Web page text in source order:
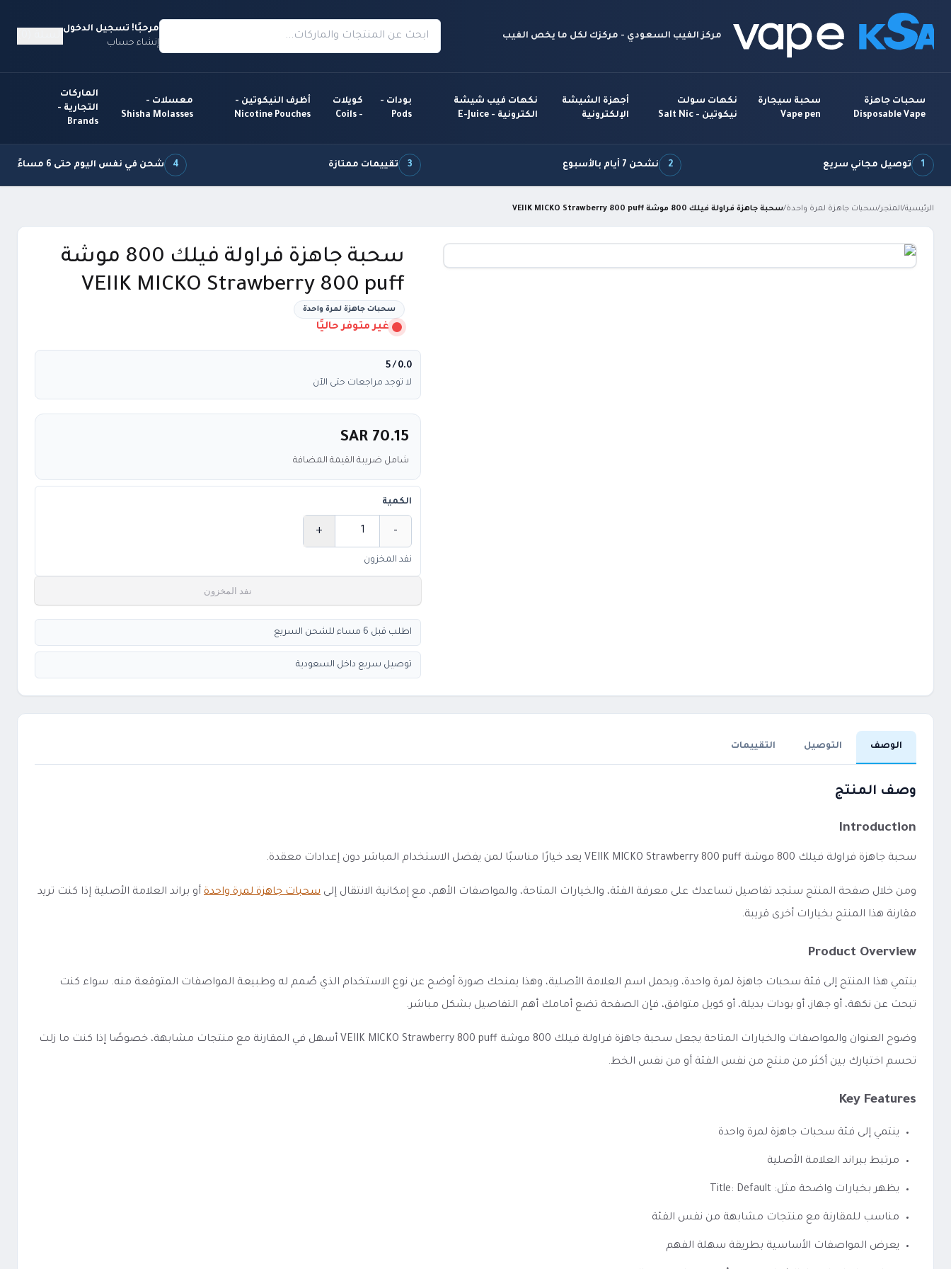
مركز الفيب السعودي - مركزك لكل ما يخص الفيب
مرحبًا! تسجيل الدخول
إنشاء حساب
سحبات جاهزة
Disposable Vape
سحبة سيجارة
Vape pen
نكهات سولت
نيكوتين - Salt Nic
أجهزة الشيشة
الإلكترونية
نكهات فيب شيشة
الكترونية - E-Juice
بودات -
Pods
كويلات
- Coils
أظرف النيكوتين -
Nicotine Pouches
معسلات -
Shisha Molasses
الماركات
التجارية -
Brands
1 توصيل مجاني سريع 2 نشحن 7 أيام بالأسبوع 3 تقييمات ممتازة 4 شحن في نفس اليوم حتى 6 مساءً
الرئيسية/المتجر/سحبات جاهزة لمرة واحدة/سحبة جاهزة فراولة فيلك 800 موشة VEIIK MICKO Strawberry 800 puff
سحبة جاهزة فراولة فيلك 800 موشة
VEIIK MICKO Strawberry 800 puff
سحبات جاهزة لمرة واحدة
غير متوفر حاليًا
0.0
/ 5
لا توجد مراجعات حتى الآن
SAR 70.15
شامل ضريبة القيمة المضافة
الكمية
-
+
نفد المخزون
نفد المخزون
اطلب قبل 6 مساء للشحن السريع
توصيل سريع داخل السعودية
الوصف التوصيل التقييمات
وصف المنتج
Introduction
سحبة جاهزة فراولة فيلك 800 موشة VEIIK MICKO Strawberry 800 puff يعد خيارًا مناسبًا لمن يفضل الاستخدام المباشر دون إعدادات معقدة.
ومن خلال صفحة المنتج ستجد تفاصيل تساعدك على معرفة الفئة، والخيارات المتاحة، والمواصفات الأهم، مع إمكانية الانتقال إلى سحبات جاهزة لمرة واحدة أو براند العلامة الأصلية إذا كنت تريد
مقارنة هذا المنتج بخيارات أخرى قريبة.
Product Overview
ينتمي هذا المنتج إلى فئة سحبات جاهزة لمرة واحدة، ويحمل اسم العلامة الأصلية، وهذا يمنحك صورة أوضح عن نوع الاستخدام الذي صُمم له وطبيعة المواصفات المتوقعة منه. سواء كنت
تبحث عن نكهة، أو جهاز، أو بودات بديلة، أو كويل متوافق، فإن الصفحة تضع أمامك أهم التفاصيل بشكل مباشر.
وضوح العنوان والمواصفات والخيارات المتاحة يجعل سحبة جاهزة فراولة فيلك 800 موشة VEIIK MICKO Strawberry 800 puff أسهل في المقارنة مع منتجات مشابهة، خصوصًا إذا كنت ما زلت
تحسم اختيارك بين أكثر من منتج من نفس الفئة أو من نفس الخط.
Key Features
ينتمي إلى فئة سحبات جاهزة لمرة واحدة
مرتبط ببراند العلامة الأصلية
يظهر بخيارات واضحة مثل: Title: Default
مناسب للمقارنة مع منتجات مشابهة من نفس الفئة
يعرض المواصفات الأساسية بطريقة سهلة الفهم